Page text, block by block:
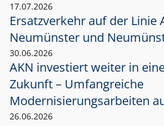
17.07.2026
Ersatzverkehr auf der Linie
Neumünster und
30.06.2026
AKN investiert weiter in
Zukunft – Umfangreiche
Modernisierungsarbeiten
26.06.2026